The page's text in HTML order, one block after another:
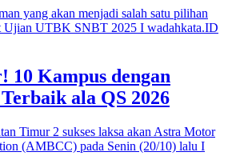
10 Kampus dengan
ala QS 2026